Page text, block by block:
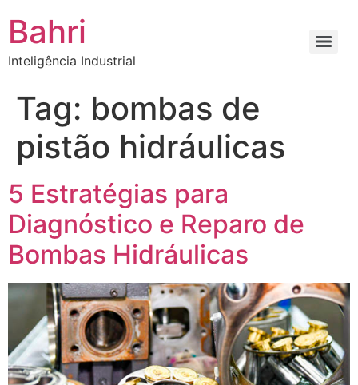
Bahri
Inteligência Industrial
Tag: bombas de
pistão hidráulicas
5 Estratégias para
Diagnóstico e Reparo de
Bombas Hidráulicas